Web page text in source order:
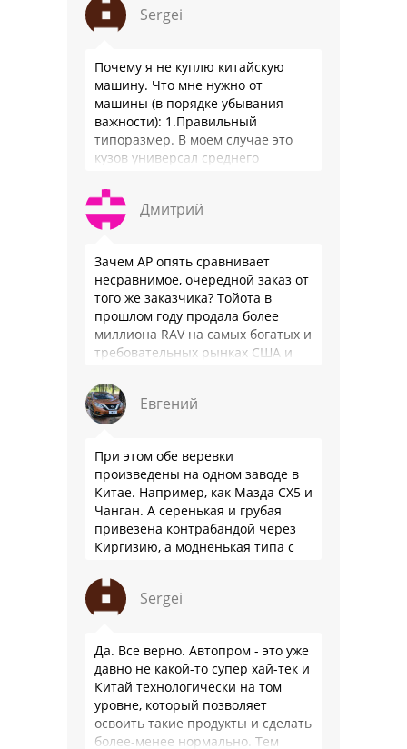
производители работают …
Sergei
Почему я не куплю китайскую
машину. Что мне нужно от
машины (в порядке убывания
важности): 1.Правильный
типоразмер. В моем случае это
кузов универсал среднего
быть уверенным, что она меня
везде довезет и …
Дмитрий
Зачем АР опять сравнивает
несравнимое, очередной заказ от
того же заказчика? Тойота в
прошлом году продала более
миллиона RAV на самых богатых и
требовательных рынках США и
подтвердив статус …
Евгений
При этом обе веревки
произведены на одном заводе в
Китае. Например, как Мазда СХ5 и
Чанган. А серенькая и грубая
привезена контрабандой через
Киргизию, а модненькая типа с
Sergei
Да. Все верно. Автопром - это уже
давно не какой-то супер хай-тек и
Китай технологически на том
уровне, который позволяет
освоить такие продукты и сделать
более-менее нормально. Тем